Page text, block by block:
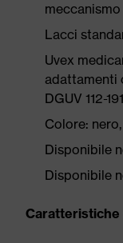
Lacci
Uvex
adattamenti
DGUV 112-
Colore:
Disponibile
Disponibile